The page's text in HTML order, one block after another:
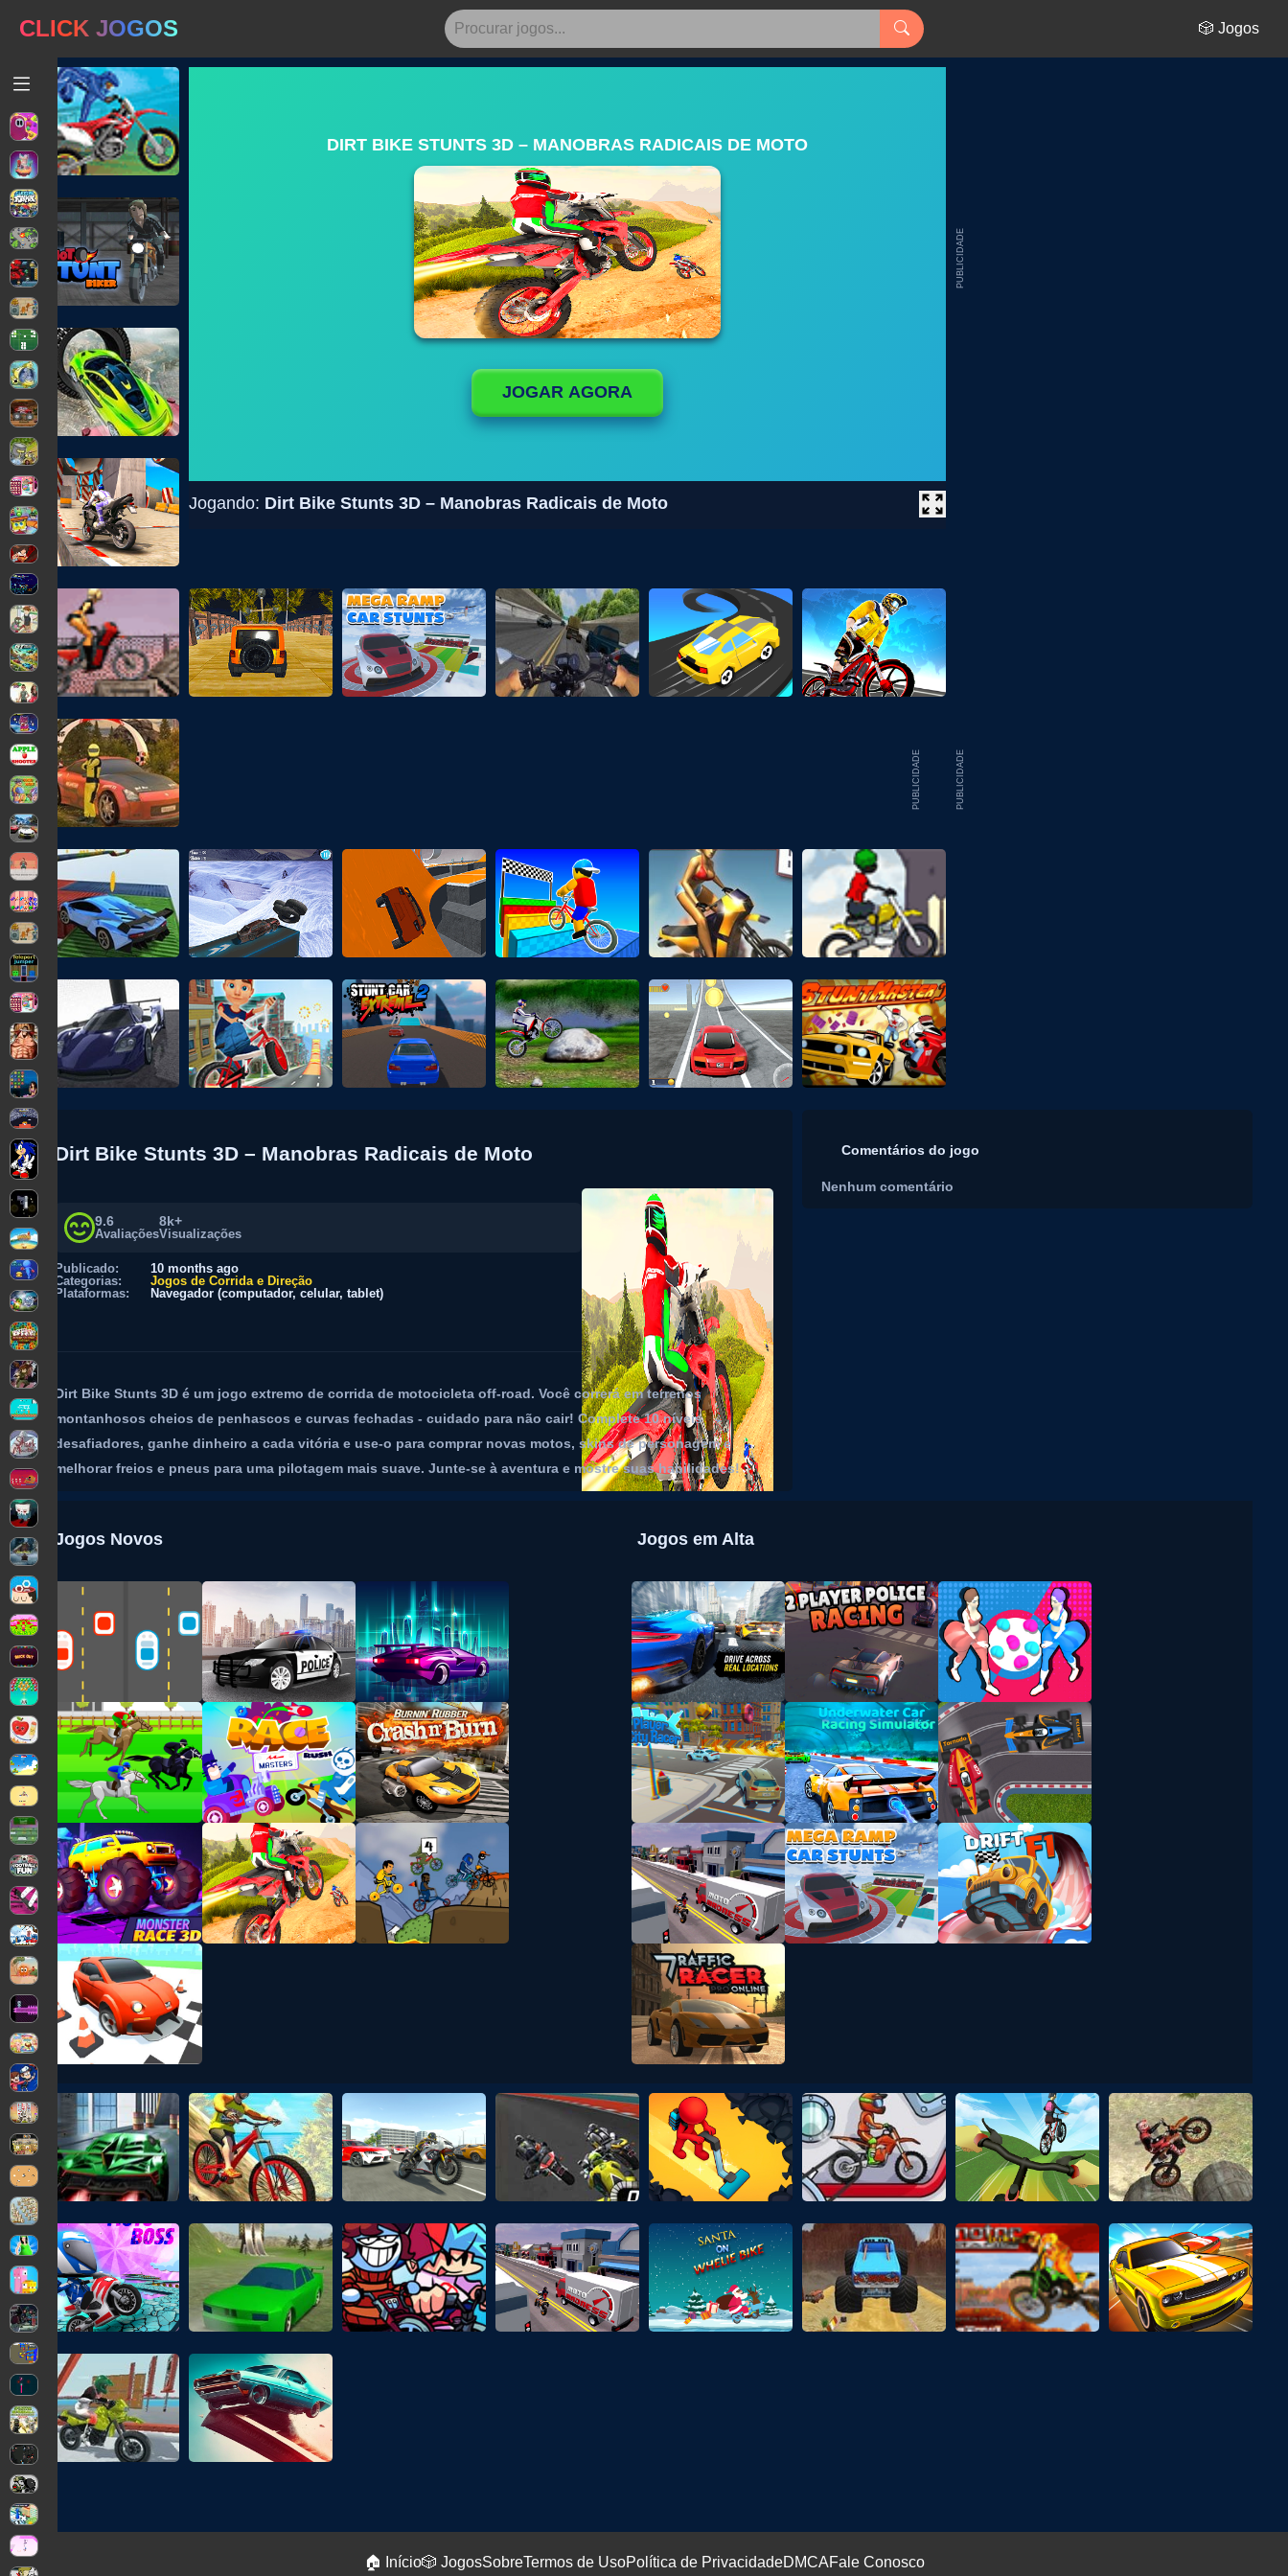
CLICK JOGOS 🎲 Jogos
DIRT BIKE STUNTS 3D – MANOBRAS RADICAIS DE MOTO
JOGAR AGORA
Jogando: Dirt Bike Stunts 3D – Manobras Radicais de Moto
PUBLICIDADE
PUBLICIDADE
PUBLICIDADE
Dirt Bike Stunts 3D – Manobras Radicais de Moto
9.6
Avaliações
8k+
Visualizações
Publicado:
10 months ago
Categorias:
Jogos de Corrida e Direção
Plataformas:
Navegador (computador, celular, tablet)
Dirt Bike Stunts 3D é um jogo extremo de corrida de motocicleta off-road. Você correrá em terrenos
montanhosos cheios de penhascos e curvas fechadas - cuidado para não cair! Complete 10 níveis
desafiadores, ganhe dinheiro a cada vitória e use-o para comprar novas motos, skins de personagem e
melhorar freios e pneus para uma pilotagem mais suave. Junte-se à aventura e mostre suas habilidades!
Comentários do jogo
Nenhum comentário
Jogos Novos Jogos em Alta
🏠 Início🎲 JogosSobreTermos de UsoPolítica de PrivacidadeDMCAFale Conosco